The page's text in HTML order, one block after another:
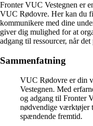
Fronter VUC Vestegnen er
VUC Rødovre. Her kan du
kommunikere med dine
giver dig mulighed for at
adgang til ressourcer, når det
Sammenfatning
VUC Rødovre er din
Vestegnen. Med
og adgang til Fronter
nødvendige værktøjer
spændende fremtid.